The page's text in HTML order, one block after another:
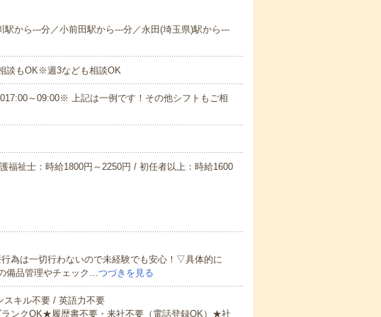
から---分／小前田駅から---分／永田(埼玉県)駅から---
談もOK※週3なども相談OK
～09:00※ 上記は一例です！その他シフトもご相
福祉士：時給1800円～2250円 / 初任者以上：時給1600
為は一切行わないので未経験でも安心！▽具体的に
備品管理やチェック…つづきを見る
キル不要 / 英語力不要
ンクOK★履歴書不要・来社不要（電話登録OK）★社